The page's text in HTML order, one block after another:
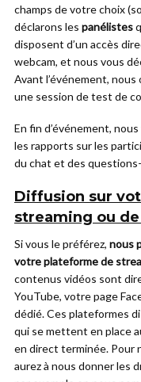
champs de votre choix
déclarons les panélistes
disposent d’un accès
webcam, et nous vous
Avant l’événement,
une session de test de
En fin d’événement,
les rapports sur les
du chat et des
Diffusion sur
streaming ou
Si vous le préférez, nous
votre plateforme de
contenus vidéos sont
YouTube, votre page
dédié. Ces plateformes
qui se mettent en place
en direct terminée. Pour
aurez à nous donner les